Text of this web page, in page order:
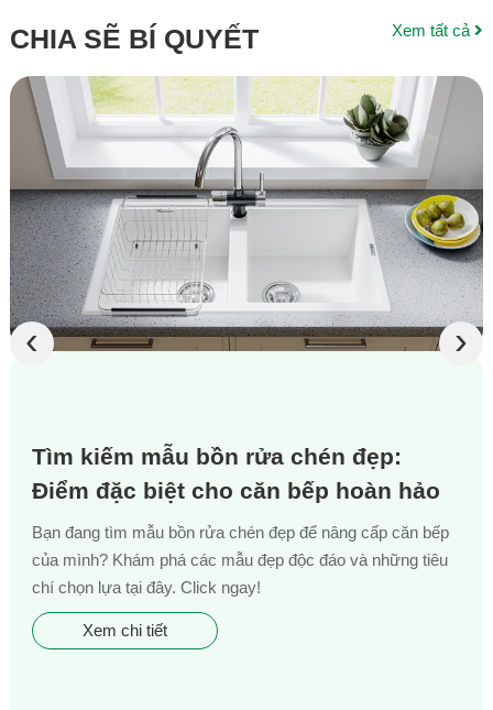
CHIA SẼ BÍ QUYẾT Xem tất cả
Tìm kiếm mẫu bồn rửa chén đẹp:
Điểm đặc biệt cho căn bếp hoàn hảo
Bạn đang tìm mẫu bồn rửa chén đẹp để nâng cấp căn bếp
của mình? Khám phá các mẫu đẹp độc đáo và những tiêu
chí chọn lựa tại đây. Click ngay!
Xem chi tiết
‹ ›